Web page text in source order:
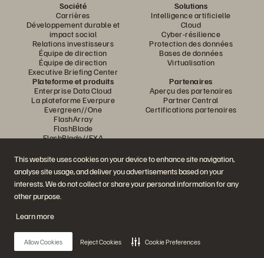
This website uses cookies on your device to enhance site navigation,
analyse site usage, and deliver you advertisements based on your
interests. We do not collect or share your personal information for any
other purpose.
Learn more
Allow Cookies Reject Cookies Cookie Preferences
Société
Carrières
Développement durable et
impact social
Relations investisseurs
Équipe de direction
Équipe de direction
Executive Briefing Center
Solutions
Intelligence artificielle
Cloud
Cyber-résilience
Protection des données
Bases de données
Virtualisation
Plateforme et produits
Enterprise Data Cloud
La plateforme Everpure
Evergreen//One
FlashArray
FlashBlade
FlashBlade//EXA
Portworx
Partenaires
Aperçu des partenaires
Partner Central
Certifications partenaires
Démos Pure360
Événements et webinars
Annonces produits
Communauté de clients
Knowledge Articles
Nous contacter
Contacter le service
commercial